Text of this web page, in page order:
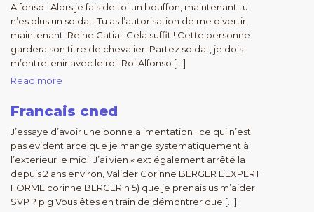
Alfonso : Alors je fais de toi un bouffon, maintenant tu
n’es plus un soldat. Tu as l’autorisation de me divertir,
maintenant. Reine Catia : Cela suffit ! Cette personne
gardera son titre de chevalier. Partez soldat, je dois
m’entretenir avec le roi. Roi Alfonso […]
Read more
Francais cned
J’essaye d’avoir une bonne alimentation ; ce qui n’est
pas evident arce que je mange systematiquement à
l’exterieur le midi. J’ai vien « ext également arrêté la
depuis 2 ans environ, Valider Corinne BERGER L’EXPERT
FORME corinne BERGER n 5) que je prenais us m’aider
SVP ? p g Vous êtes en train de démontrer que […]